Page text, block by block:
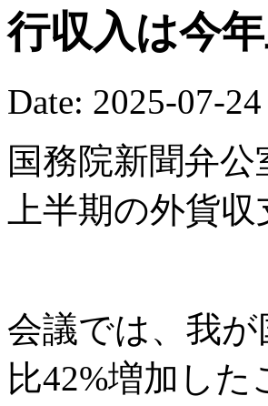
行収入は今
Date: 2025-07-24
国務院新聞弁
上半期の外貨
会議では、我
比42%増加し